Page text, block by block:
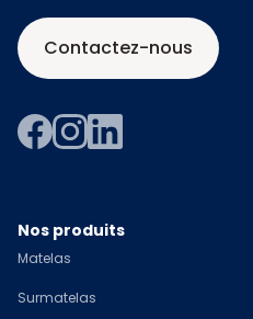
Contactez-nous
Nos produits
Matelas
Surmatelas